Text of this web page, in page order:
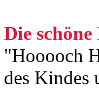
Die
"Hooooch
des Kindes